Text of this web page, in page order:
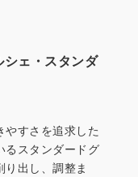
ェ・スタンダ
やすさを追求した
るスタンダードグ
出し、調整ま